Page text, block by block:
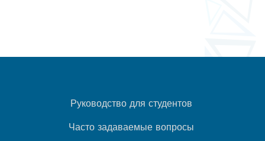
Руководство для студентов
Часто задаваемые вопросы